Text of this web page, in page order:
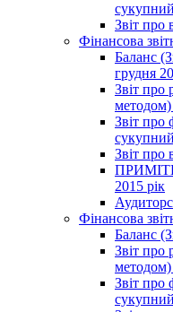
Звіт про
Фінансова
Баланс
грудня
Звіт про
методом)
Звіт про
Звіт про
2015 рік
Фінансова
Баланс
Звіт про
методом)
Звіт про